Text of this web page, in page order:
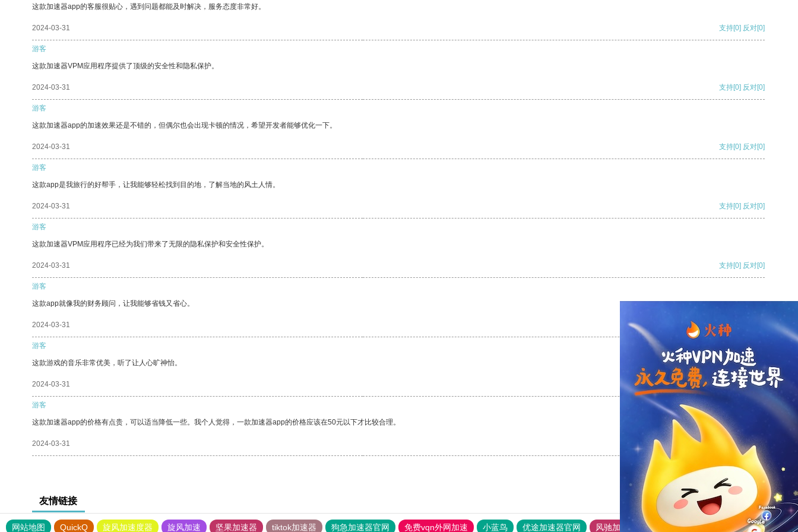
这款加速器app的客服很贴心，遇到问题都能及时解决，服务态度非常好。
2024-03-31 支持[0] 反对[0]
游客
这款加速器VPM应用程序提供了顶级的安全性和隐私保护。
2024-03-31 支持[0] 反对[0]
游客
这款加速器app的加速效果还是不错的，但偶尔也会出现卡顿的情况，希望开发者能够优化一下。
2024-03-31 支持[0] 反对[0]
游客
这款app是我旅行的好帮手，让我能够轻松找到目的地，了解当地的风土人情。
2024-03-31 支持[0] 反对[0]
游客
这款加速器VPM应用程序已经为我们带来了无限的隐私保护和安全性保护。
2024-03-31 支持[0] 反对[0]
游客
这款app就像我的财务顾问，让我能够省钱又省心。
2024-03-31 支持
游客
这款游戏的音乐非常优美，听了让人心旷神怡。
2024-03-31 支持[0] 反对[0]
游客
这款加速器app的价格有点贵，可以适当降低一些。我个人觉得，一款加速器app的价格应该在50元以下才比较合理。
2024-03-31 支持[0] 反对[0]
友情链接
网站地图 QuickQ 旋风加速度器 旋风加速 坚果加速器 tiktok加速器 狗急加速器官网 免费vqn外网加速 小蓝鸟 优途加速器官网 风驰加速器 旋风加速器